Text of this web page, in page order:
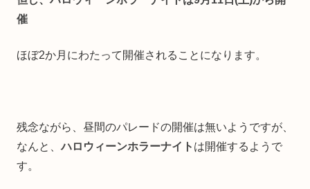
催
ほぼ2か月にわたって開催されることになります。
残念ながら、昼間のパレードの開催は無いようですが、
なんと、ハロウィーンホラーナイト は開催するようで
す。